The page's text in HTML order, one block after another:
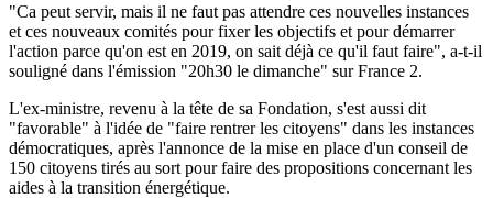
"Ca peut servir, mais il ne faut pas attendre ces nouvelles instances
et ces nouveaux comités pour fixer les objectifs et pour démarrer
l'action parce qu'on est en 2019, on sait déjà ce qu'il faut faire", a-t-il
souligné dans l'émission "20h30 le dimanche" sur France 2.
L'ex-ministre, revenu à la tête de sa Fondation, s'est aussi dit
"favorable" à l'idée de "faire rentrer les citoyens" dans les instances
démocratiques, après l'annonce de la mise en place d'un conseil de
150 citoyens tirés au sort pour faire des propositions concernant les
aides à la transition énergétique.